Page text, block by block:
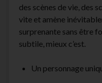
des scènes de vie, des
vite et amène
surprenante sans être
subtile, mieux c’est.
Un personnage